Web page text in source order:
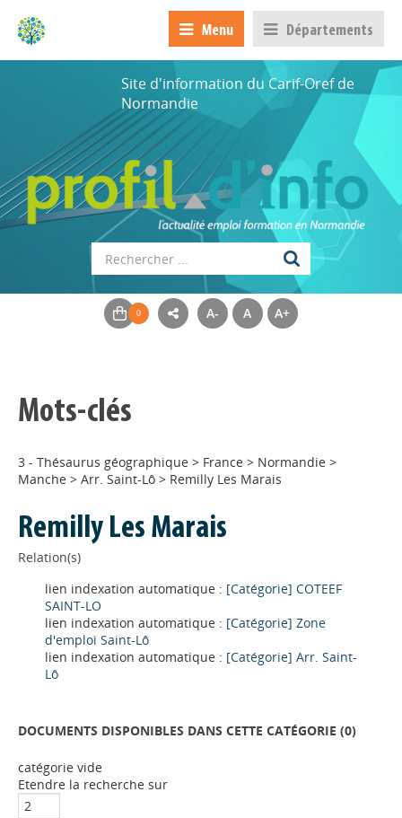
Menu Départements
Site d'information du Carif-Oref de
Normandie
A- A A+
Mots-clés
3 - Thésaurus géographique > France > Normandie >
Manche > Arr. Saint-Lô > Remilly Les Marais
Remilly Les Marais
Relation(s)
lien indexation automatique : [Catégorie] COTEEF
SAINT-LO
lien indexation automatique : [Catégorie] Zone
d'emploi Saint-Lô
lien indexation automatique : [Catégorie] Arr. Saint-
Lô
DOCUMENTS DISPONIBLES DANS CETTE CATÉGORIE (0)
catégorie vide
Etendre la recherche sur
Appels à projets